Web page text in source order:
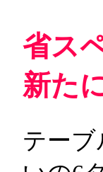
省ス
新た
テーブ